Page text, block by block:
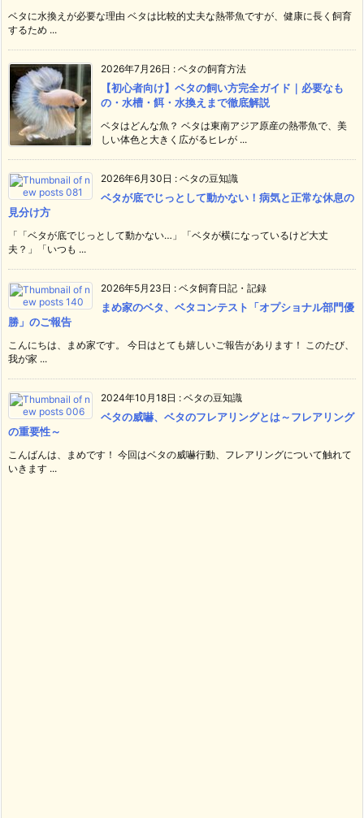
ベタに水換えが必要な理由 ベタは比較的丈夫な熱帯魚ですが、健康に長く飼育
するため ...
2026年7月26日 : ベタの飼育方法
【初心者向け】ベタの飼い方完全ガイド｜必要なも
の・水槽・餌・水換えまで徹底解説
ベタはどんな魚？ ベタは東南アジア原産の熱帯魚で、美
しい体色と大きく広がるヒレが ...
2026年6月30日 : ベタの豆知識
ベタが底でじっとして動かない！病気と正常な休息の
見分け方
「「ベタが底でじっとして動かない…」「ベタが横になっているけど大丈
夫？」「いつも ...
2026年5月23日 : ベタ飼育日記・記録
まめ家のベタ、ベタコンテスト「オプショナル部門優
勝」のご報告
こんにちは、まめ家です。 今日はとても嬉しいご報告があります！ このたび、
我が家 ...
2024年10月18日 : ベタの豆知識
ベタの威嚇、ベタのフレアリングとは～フレアリング
の重要性～
こんばんは、まめです！ 今回はベタの威嚇行動、フレアリングについて触れて
いきます ...